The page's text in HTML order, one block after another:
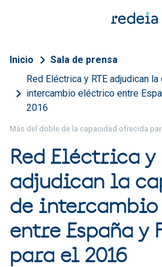
Sobrescribir
Inicio
Sala de prensa
Red Eléctrica y RTE adjudican
intercambio eléctrico entre
2016
Más del doble de la capacidad ofrecida
Red Eléctrica y
adjudican la
de
entre España y
para el 2016